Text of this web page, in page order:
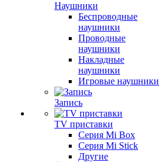
Наушники
Беспроводные
наушники
Проводные
наушники
Накладные
наушники
Игровые наушники
Запись
TV приставки
Серия Mi Box
Серия Mi Stick
Другие